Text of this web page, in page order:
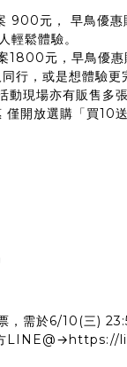
900元， 早鳥優惠
輕鬆體驗。
1800元，早鳥優惠
行，或是想體驗更
現場亦有販售多
僅開放選購「買10
，需於6/10(三)
LINE@→https://